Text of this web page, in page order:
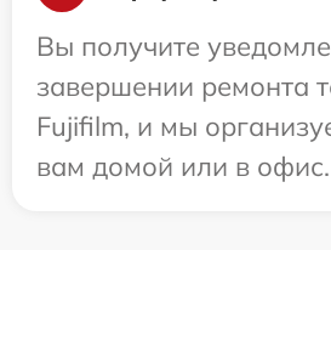
Вы получите
завершении ремонта
Fujifilm, и мы
вам домой или в офис.